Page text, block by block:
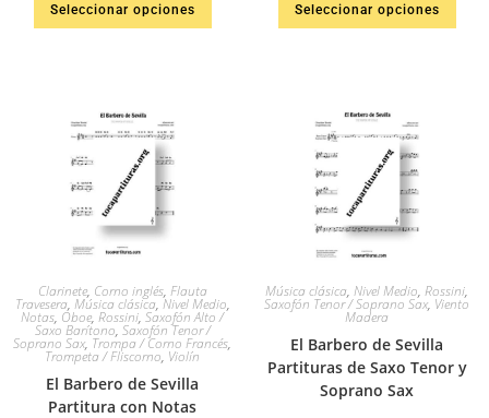
Seleccionar opciones Seleccionar opciones
Clarinete, Corno inglés, Flauta
Travesera, Música clásica, Nivel Medio,
Notas, Oboe, Rossini, Saxofón Alto /
Saxo Barítono, Saxofón Tenor /
Soprano Sax, Trompa / Corno Francés,
Trompeta / Fliscorno, Violín
El Barbero de Sevilla
Partitura con Notas
Música clásica, Nivel Medio, Rossini,
Saxofón Tenor / Soprano Sax, Viento
Madera
El Barbero de Sevilla
Partituras de Saxo Tenor y
Soprano Sax